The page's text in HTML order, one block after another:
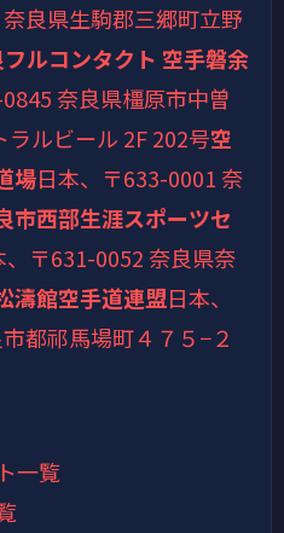
良県生駒郡三郷町立野
ルコンタクト 空手磐余
奈良県橿原市中曽
ルビール 2F 202号空
場日本、〒633-0001 奈
市西部生涯スポーツセ
、〒631-0052 奈良県奈
濤館空手道連盟日本、
都祁馬場町４７５−２
一覧